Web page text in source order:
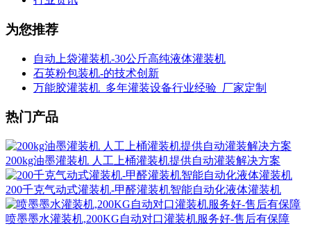
为您推荐
自动上袋灌装机-30公斤高纯液体灌装机
石英粉包装机-的技术创新
万能胶灌装机_多年灌装设备行业经验_厂家定制
热门产品
200kg油墨灌装机 人工上桶灌装机提供自动灌装解决方案
200千克气动式灌装机-甲醛灌装机智能自动化液体灌装机
喷墨墨水灌装机,200KG自动对口灌装机服务好-售后有保障